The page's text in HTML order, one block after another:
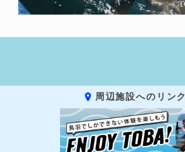
周辺施設へのリンク